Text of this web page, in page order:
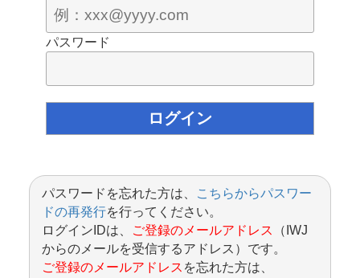
パスワード
パスワードを忘れた方は、
こちらからパスワー
ドの再発行を行ってください。
ログインIDは、
ご登録のメールアドレス
（IWJ
からのメールを受信するアドレス）です。
ご登録のメールアドレス を忘れた方は、